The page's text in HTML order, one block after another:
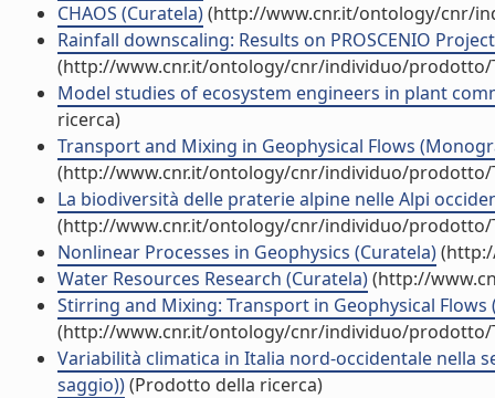
CHAOS (Curatela)(http://www.cnr.it/ontology/cnr/
Rainfall downscaling: Results on PROSCENIO
(http://www.cnr.it/ontology/cnr/individuo/prodotto/
Model studies of ecosystem engineers in plant
ricerca)
Transport and Mixing in Geophysical Flows
(http://www.cnr.it/ontology/cnr/individuo/prodotto/
La biodiversità delle praterie alpine nelle Alpi
(http://www.cnr.it/ontology/cnr/individuo/prodotto/
Nonlinear Processes in Geophysics (Curatela)
Water Resources Research (Curatela)(http://
Stirring and Mixing: Transport in Geophysical
(http://www.cnr.it/ontology/cnr/individuo/prodotto/
Variabilità climatica in Italia nord-occidentale nella
saggio))(Prodotto della ricerca)